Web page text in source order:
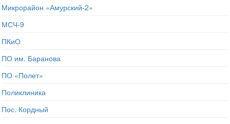
Микрорайон «Амурский-2»
МСЧ-9
ПКиО
ПО им. Баранова
ПО «Полет»
Поликлиника
Пос. Кордный